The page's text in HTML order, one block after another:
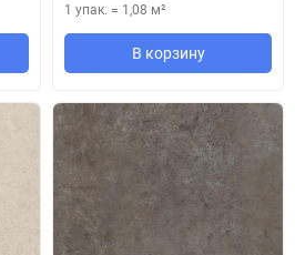
1 упак. = 1,08 м²
В корзину